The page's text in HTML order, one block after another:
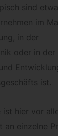
sind etwa
im
in der
oder in der
ist.
ist hier vor
an einzelne